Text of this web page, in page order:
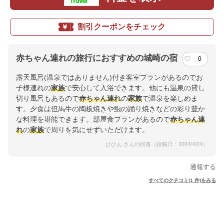
割引クーポンをチェック
赤ちゃん連れの旅行におすすめの城崎の宿 0
露天風呂(温泉ではありません)付き客室プランがあるのでお
子様連れの家族で安心して入浴できます。他にも温泉の貸し
切り風呂もあるので赤ちゃん連れの家族で温泉を楽しめま
す。夕食は但馬牛の陶板焼きや鮑の踊り焼きなどの彩り豊か
な料理を堪能できます。部屋食プランがあるので赤ちゃん連
れの家族で周りを気にせずいただけます。
ひひん さんの回答（投稿日：2024/4/24）
通報する
すべてのクチコミ(1 件)をみる